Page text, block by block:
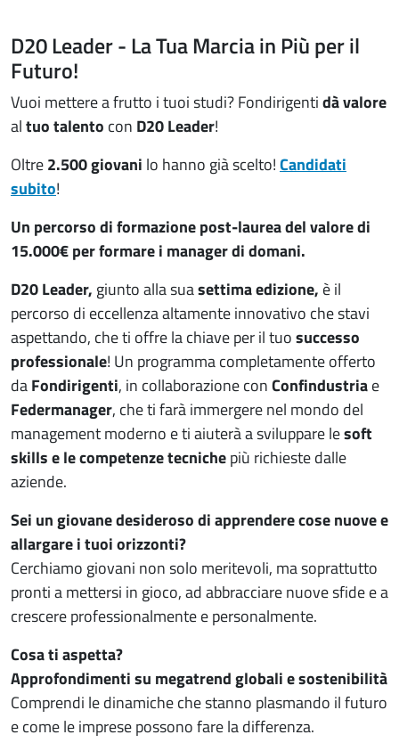
D20 Leader - La Tua Marcia in Più per il
Futuro!
Vuoi mettere a frutto i tuoi studi? Fondirigentidà valore
altuo talento con D20 Leader!
Oltre2.500 giovani lo hanno già scelto!Candidati
subito!
Un percorso di formazione post-laurea del valore di
15.000€ per formare i manager di domani.
D20 Leader, giunto alla suasettima edizione, è il
percorso di eccellenza altamente innovativo che stavi
aspettando, che ti offre la chiave per il tuosuccesso
professionale! Un programma completamente offerto
daFondirigenti, in collaborazione conConfindustriae
Federmanager, che ti farà immergere nel mondo del
management moderno e ti aiuterà a sviluppare lesoft
skills e le competenze tecnichepiù richieste dalle
aziende.
Sei un giovane desideroso di apprendere cose nuove e
allargare i tuoi orizzonti?
Cerchiamo giovani non solo meritevoli, ma soprattutto
pronti a mettersi in gioco, ad abbracciare nuove sfide e a
crescere professionalmente e personalmente.
Cosa ti aspetta?
Approfondimenti su megatrend globali e sostenibilità
Comprendi le dinamiche che stanno plasmando il futuro
e come le imprese possono fare la differenza.